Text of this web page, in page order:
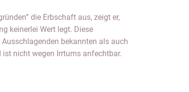
die Erbschaft aus, zeigt er,
keinerlei Wert legt. Diese
bekannten als auch
nicht wegen Irrtums anfechtbar.